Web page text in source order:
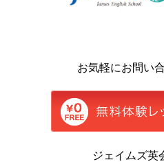
お気軽にお問い
ジェイムズ英